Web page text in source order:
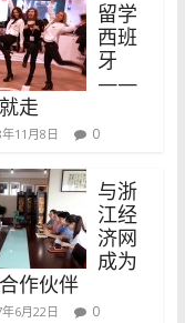
留学
西班
牙
——
走
11月8日 0
与浙
江经
济网
成为
作伙伴
6月22日 0